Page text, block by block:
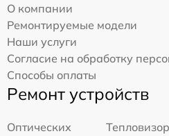
О компании
Ремонтируемые модели
Наши услуги
Согласие на обработку
Способы оплаты
Ремонт устройств
Оптических